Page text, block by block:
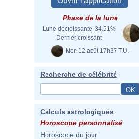
Phase de la lune
Lune décroissante, 34.51%
Dernier croissant
Mer. 12 août 17h37 T.U.
Recherche de célébrité
Calculs astrologiques
Horoscope personnalisé
Horoscope du jour